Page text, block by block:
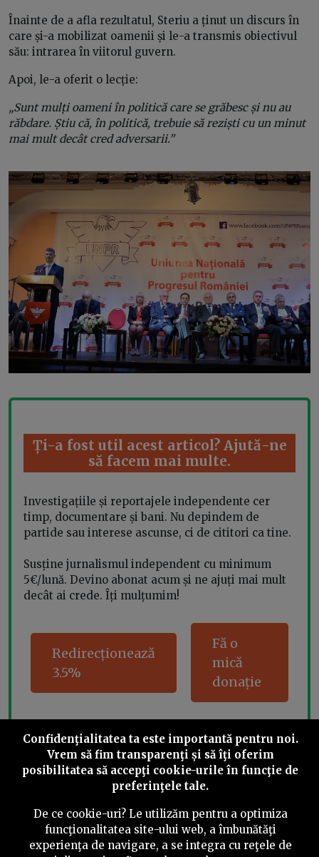
Înainte de a afla rezultatul, Steriu a ținut un discurs în
care și-a mobilizat oamenii și le-a transmis obiectivul
său: intrarea în viitorul guvern.
Apoi, le-a oferit o lecție:
„Sunt mulți oameni în politică care se grăbesc și nu au
răbdare. Știu că, în politică, trebuie să reziști cu un minut
mai mult decât cred adversarii.”
Ți-a fost util acest articol? Ajută-ne
să facem mai multe.
Investigațiile și reportajele independente cer
timp, documentare și bani. Nu depindem de
partide sau interese ascunse, ci de cititori ca tine.
Susține jurnalismul independent cu minimum
5€/lună. Devino abonat acum și ne ajuți mai mult
decât ai crede. Îți mulțumim!
Redirecționează
3.5%
Fă o
mică
donație
Share this
©2026 PressOne.ro
Confidenţialitatea ta este importantă pentru noi.
Vrem să fim transparenţi și să îţi oferim
posibilitatea să accepţi cookie-urile în funcţie de
preferinţele tale.
De ce cookie-uri? Le utilizăm pentru a optimiza
funcţionalitatea site-ului web, a îmbunătăţi
experienţa de navigare, a se integra cu reţele de